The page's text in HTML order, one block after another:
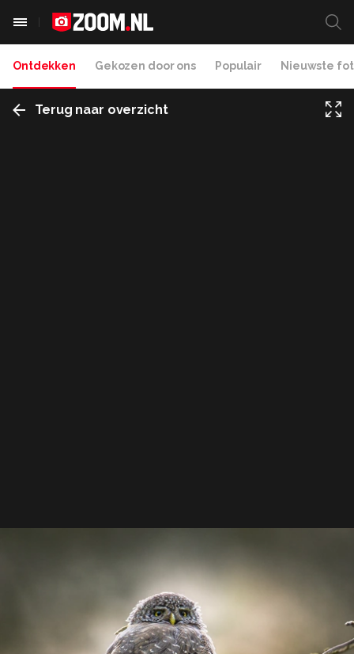
Ontdekken Gekozen door ons Populair Nieuwste
Terug naar overzicht